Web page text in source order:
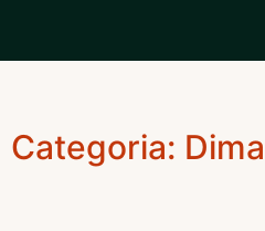
Categoria: